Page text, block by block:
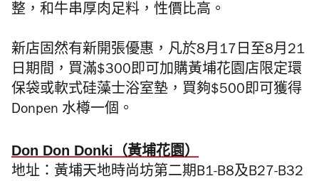
整，和牛串厚肉足料，性價比高。
新店固然有新開張優惠，凡於8月17日至8月21
日期間，買滿$300即可加購黃埔花園店限定環
保袋或軟式硅藻士浴室墊，買夠$500即可獲得
Donpen 水樽一個。
Don Don Donki（黃埔花園）
地址：黃埔天地時尚坊第二期B1-B8及B27-B32